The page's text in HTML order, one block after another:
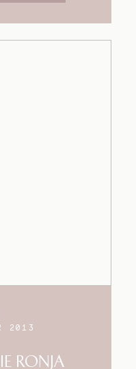
2013
RONJA